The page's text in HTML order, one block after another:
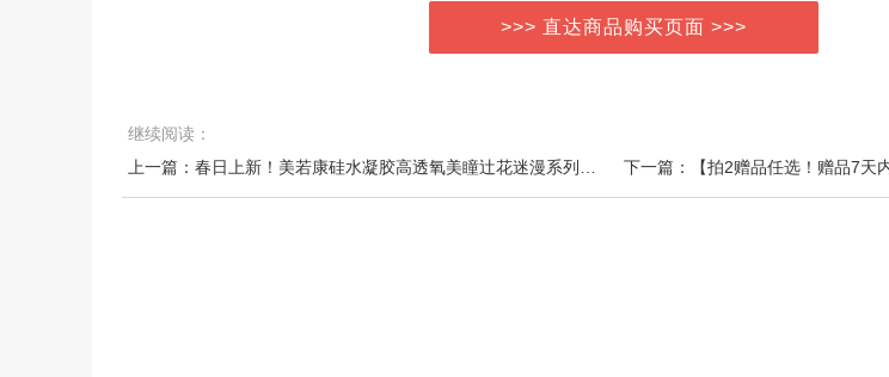
>>> 直达商品购买页面 >>>
继续阅读：